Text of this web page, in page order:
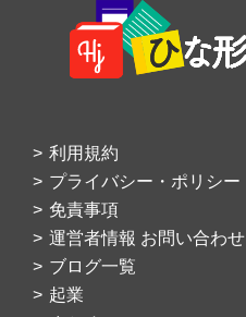
Footer
利用規約
プライバシー・ポリシー
免責事項
運営者情報 お問い合わせ
ブログ一覧
起業